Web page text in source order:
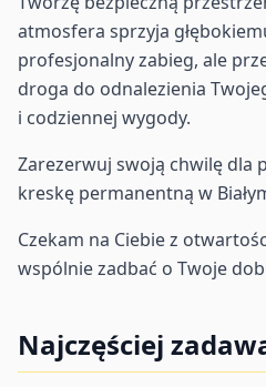
atmosfera sprzyja
profesjonalny zabieg, ale
droga do odnalezienia
i codziennej wygody.
Zarezerwuj swoją chwilę dla
kreskę permanentną w
Czekam na Ciebie z
wspólnie zadbać o Twoje
Najczęściej